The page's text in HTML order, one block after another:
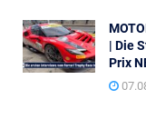
| Die
Prix